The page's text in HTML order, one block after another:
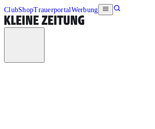
ClubShopTrauerportalWerbung